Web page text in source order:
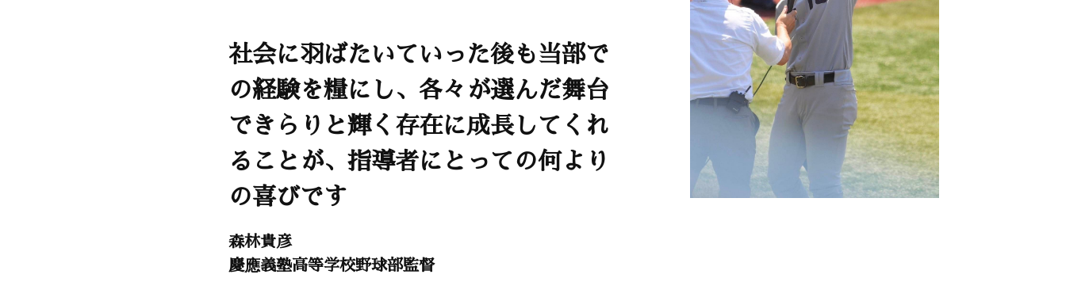
社会に羽ばたいていった後も当部で
の経験を糧にし、各々が選んだ舞台
できらりと輝く存在に成長してくれ
ることが、指導者にとっての何より
の喜びです
森林貴彦
慶應義塾高等学校野球部監督